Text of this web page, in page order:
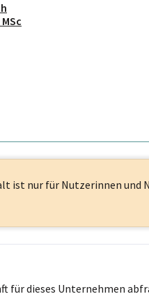
ist nur für Nutzerinnen und
für dieses Unternehmen